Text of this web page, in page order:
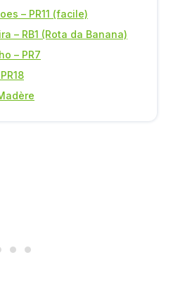
– PR11 (facile)
– RB1 (Rota da Banana)
– PR7